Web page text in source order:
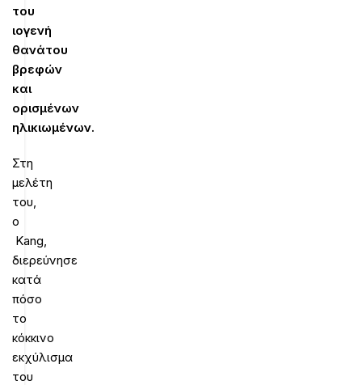
του
ιογενή
θανάτου
βρεφών
και
ορισμένων
ηλικιωμένων.
Στη
μελέτη
του,
ο
Kang,
διερεύνησε
κατά
πόσο
το
κόκκινο
εκχύλισμα
του